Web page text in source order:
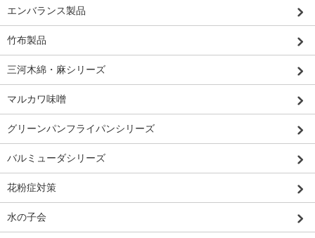
エンバランス製品
竹布製品
三河木綿・麻シリーズ
マルカワ味噌
グリーンパンフライパンシリーズ
バルミューダシリーズ
花粉症対策
水の子会